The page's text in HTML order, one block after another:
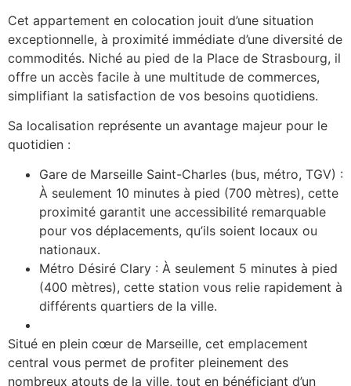
Cet appartement en colocation jouit d’une situation
exceptionnelle, à proximité immédiate d’une diversité de
commodités. Niché au pied de la Place de Strasbourg, il
offre un accès facile à une multitude de commerces,
simplifiant la satisfaction de vos besoins quotidiens.
Sa localisation représente un avantage majeur pour le
quotidien :
Gare de Marseille Saint-Charles (bus, métro, TGV) :
À seulement 10 minutes à pied (700 mètres), cette
proximité garantit une accessibilité remarquable
pour vos déplacements, qu’ils soient locaux ou
nationaux.
Métro Désiré Clary : À seulement 5 minutes à pied
(400 mètres), cette station vous relie rapidement à
différents quartiers de la ville.
Situé en plein cœur de Marseille, cet emplacement
central vous permet de profiter pleinement des
nombreux atouts de la ville, tout en bénéficiant d’un